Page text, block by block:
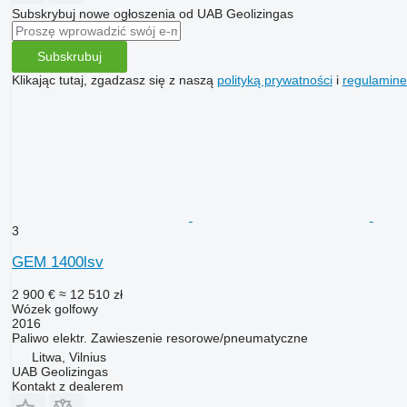
Subskrybuj nowe ogłoszenia od UAB Geolizingas
Subskrubuj
Klikając tutaj, zgadzasz się z naszą polityką prywatnościi
3
GEM 1400lsv
2 900 € ≈ 12 510 zł
Wózek golfowy
2016
Paliwo elektr. Zawieszenie resorowe/pneumatyczne
Litwa, Vilnius
UAB Geolizingas
Kontakt z dealerem